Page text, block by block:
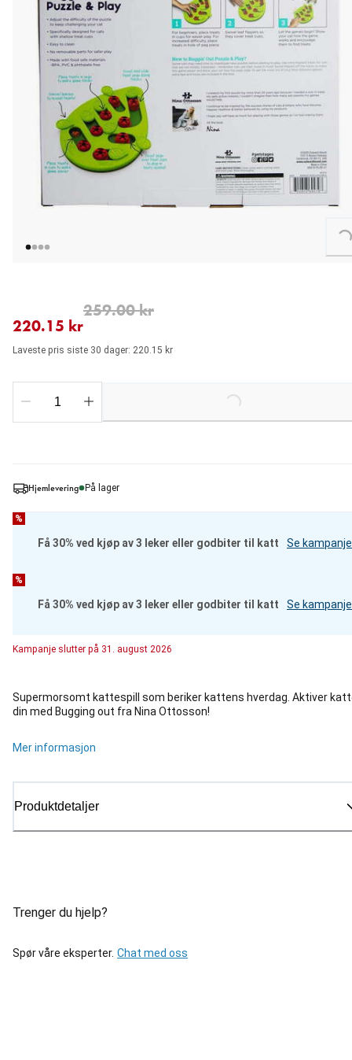
Loading...
Hjemlevering På lager
%
Få 30% ved kjøp av 3 leker eller godbiter til katt Se kampanje
%
Få 30% ved kjøp av 3 leker eller godbiter til katt Se kampanje
Kampanje slutter på 31. august 2026
Supermorsomt kattespill som beriker kattens hverdag. Aktiver
din med Bugging out fra Nina Ottosson!
Mer informasjon
Produktdetaljer
Trenger du hjelp?
Spør våre eksperter. Chat med oss
220.15 kr
nåværende pris 220.15 kr
259.00 kr
opprinnelig pris 259.00 kr
Laveste pris siste 30 dager: 220.15 kr
Loading...